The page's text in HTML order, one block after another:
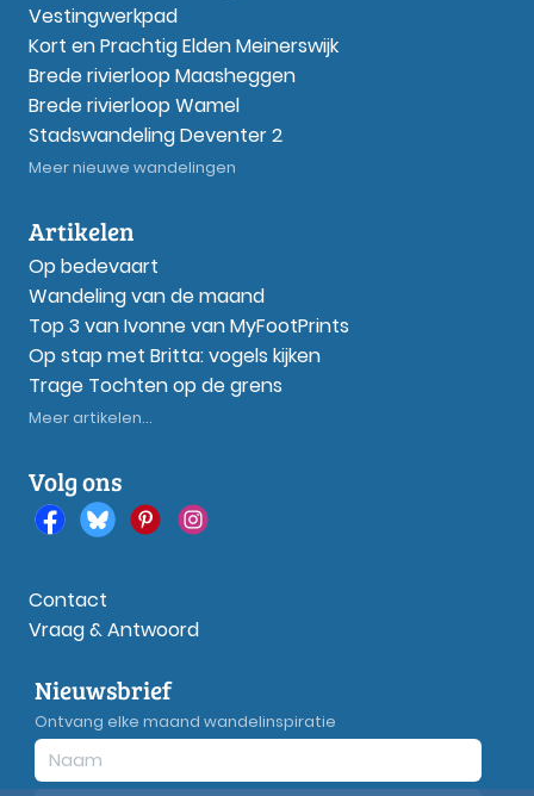
Vestingwerkpad
Kort en Prachtig Elden Meinerswijk
Brede rivierloop Maasheggen
Brede rivierloop Wamel
Stadswandeling Deventer 2
Meer nieuwe wandelingen
Artikelen
Op bedevaart
Wandeling van de maand
Top 3 van Ivonne van MyFootPrints
Op stap met Britta: vogels kijken
Trage Tochten op de grens
Meer artikelen...
Volg ons
Contact
Vraag & Antwoord
Nieuwsbrief
Ontvang elke maand wandelinspiratie